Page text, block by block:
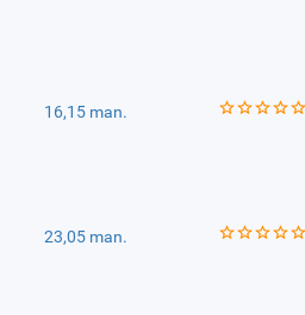
16,15 man.
23,05 man.